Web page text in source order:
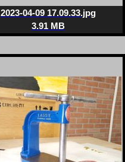
2023-04-09 17.09.33.jpg
3.91 MB